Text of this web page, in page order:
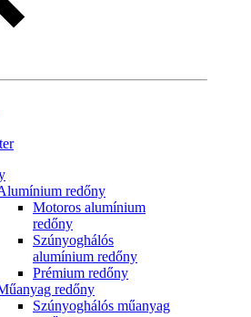
redőny
Motoros alumínium
redőny
Szúnyoghálós
alumínium redőny
Prémium redőny
redőny
Szúnyoghálós műanyag